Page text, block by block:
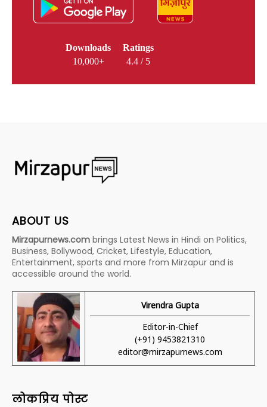
Downloads
10,000+
Ratings
4.4 / 5
ABOUT US
Mirzapurnews.com brings Latest News in Hindi on Politics,
Business, Bollywood, Cricket, Lifestyle, Education,
Entertainment, sports and more from Mirzapur and is
accessible around the world.
Virendra Gupta
Editor-in-Chief
(+91) 9453821310
editor@mirzapurnews.com
लोकप्रिय पोस्ट